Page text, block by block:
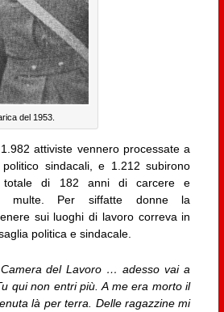
del 1953.
attiviste vennero processate a
sindacali, e 1.212 subirono
totale di 182 anni di carcere e
multe. Per siffatte donne la
sui luoghi di lavoro correva in
politica e sindacale.
del Lavoro … adesso vai a
qui non entri più. A me era morto il
là per terra. Delle ragazzine mi